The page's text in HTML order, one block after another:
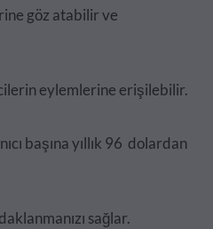
göz atabilir ve
eylemlerine erişilebilir.
başına yıllık 96 dolardan
sağlar.